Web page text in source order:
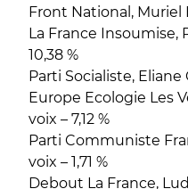
Front National, Muriel
La France Insoumise,
10,38 %
Parti Socialiste, Eliane
Europe Ecologie Les
voix – 7,12 %
Parti Communiste
voix – 1,71 %
Debout La France,